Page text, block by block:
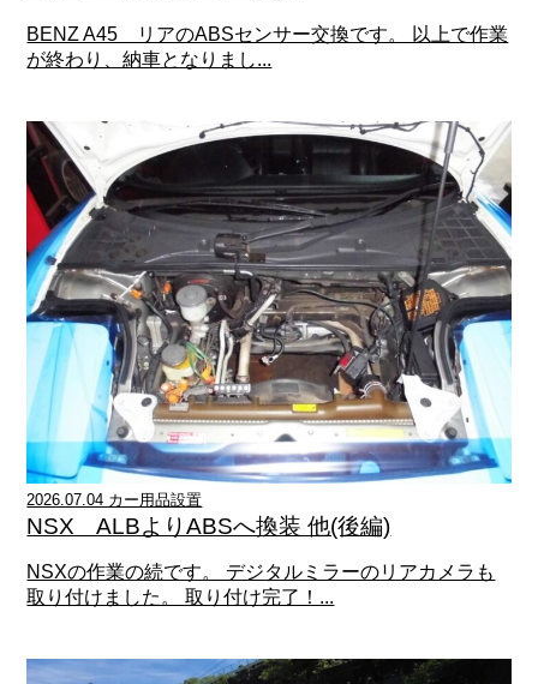
BENZ A45 リアのABSセンサー交換です。 以上で作業
が終わり、納車となりまし...
2026.07.04 カー用品設置
NSX ALBよりABSへ換装 他(後編)
NSXの作業の続です。 デジタルミラーのリアカメラも
取り付けました。 取り付け完了！...